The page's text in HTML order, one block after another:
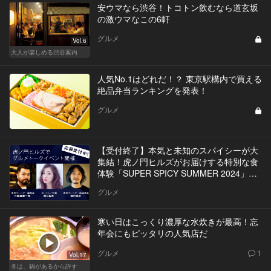
Vol.6
大人が楽しめる渋谷案内
安ウマなら渋谷！トコトン飲むなら道玄坂
の激ウマなこの6軒
グルメ
人気No.1はどれだ！？ 東京駅構内で買える
絶品弁当ランキングを発表！
グルメ
【受付終了】本気と未知のスパイシーが大
集結！虎ノ門ヒルズがお届けする特別な食
体験「SUPER SPICY SUMMER 2024」イ
グルメ
Vol.17
冬は、鍋があるから許す
寒い日はこっくり濃厚な水炊きが最高！忘
年会にもピッタリの人気店だ
グルメ 1